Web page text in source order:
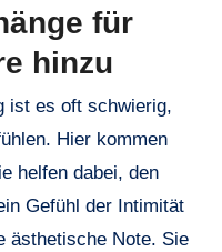
für
hinzu
ist es oft schwierig,
Hier kommen
helfen dabei, den
Gefühl der Intimität
ästhetische Note. Sie